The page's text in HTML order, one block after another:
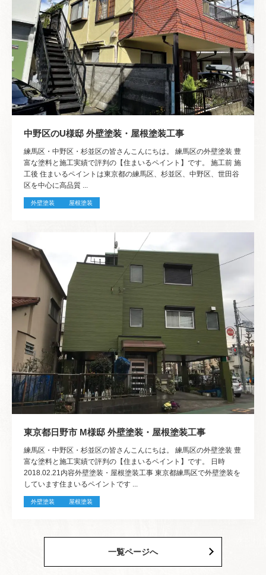
中野区のU様邸 外壁塗装・屋根塗装工事
練馬区・中野区・杉並区の皆さんこんにちは。 練馬区の外壁塗装 豊
富な塗料と施工実績で評判の【住まいるペイント】です。 施工前 施
工後 住まいるペイントは東京都の練馬区、杉並区、中野区、世田谷
区を中心に高品質 ...
外壁塗装 屋根塗装
東京都日野市 M様邸 外壁塗装・屋根塗装工事
練馬区・中野区・杉並区の皆さんこんにちは。 練馬区の外壁塗装 豊
富な塗料と施工実績で評判の【住まいるペイント】です。 日時
2018.02.21内容外壁塗装・屋根塗装工事 東京都練馬区で外壁塗装を
しています住まいるペイントです ...
外壁塗装 屋根塗装
一覧ページへ